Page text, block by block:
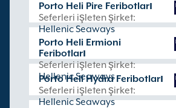
Porto Heli Pire Feribotları
Seferleri işleten şirket:
Hellenic Seaways
Porto Heli Ermioni
Feribotları
Seferleri işleten şirket:
Hellenic Seaways
Porto Heli Hydra Feribotları
Seferleri işleten şirket:
Hellenic Seaways